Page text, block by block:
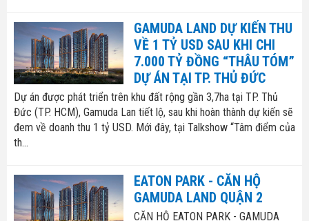
GAMUDA LAND DỰ KIẾN THU
VỀ 1 TỶ USD SAU KHI CHI
7.000 TỶ ĐỒNG “THÂU TÓM”
DỰ ÁN TẠI TP. THỦ ĐỨC
Dự án được phát triển trên khu đất rộng gần 3,7ha tại TP. Thủ
Đức (TP. HCM), Gamuda Lan tiết lộ, sau khi hoàn thành dự kiến sẽ
đem về doanh thu 1 tỷ USD. Mới đây, tại Talkshow “Tâm điểm của
th...
EATON PARK - CĂN HỘ
GAMUDA LAND QUẬN 2
CĂN HỘ EATON PARK - GAMUDA